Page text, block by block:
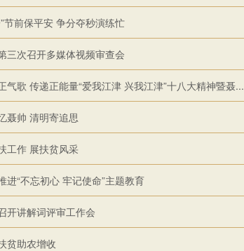
节前保平安 争分夺秒演练忙
三次召开多媒体视频审查会
气歌 传递正能量“爱我江津 兴我江津”十八大精神暨聂...
聂帅 清明寄追思
工作 展扶贫风采
进“不忘初心 牢记使命”主题教育
开讲解词评审工作会
贫助农增收